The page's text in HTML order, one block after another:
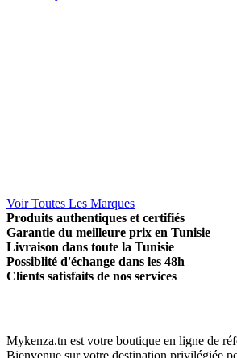
Voir Toutes Les Marques
Produits authentiques et certifiés
Garantie du meilleure prix en Tunisie
Livraison dans toute la Tunisie
Possiblité d'échange dans les 48h
Clients satisfaits de nos services
Mykenza.tn est votre boutique en ligne de
Bienvenue sur votre destination privilégiée